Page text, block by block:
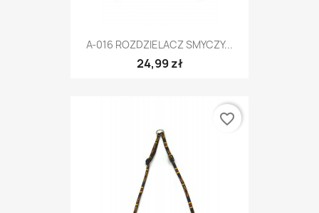
A-016 ROZDZIELACZ SMYCZY...
24,99 zł
favorite_border